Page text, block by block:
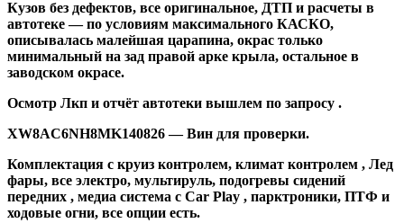
Кузов без дефектов, все оригинальное, ДТП и расчеты в
автотеке — по условиям максимального КАСКО,
описывалась малейшая царапина, окрас только
минимальный на зад правой арке крыла, остальное в
заводском окрасе.
Осмотр Лкп и отчёт автотеки вышлем по запросу .
XW8AC6NH8MK140826 — Вин для проверки.
Комплектация с круиз контролем, климат контролем , Лед
фары, все электро, мультируль, подогревы сидений
передних , медиа система с Саr Рlаy , парктроники, ПТФ и
ходовые огни, все опции есть.